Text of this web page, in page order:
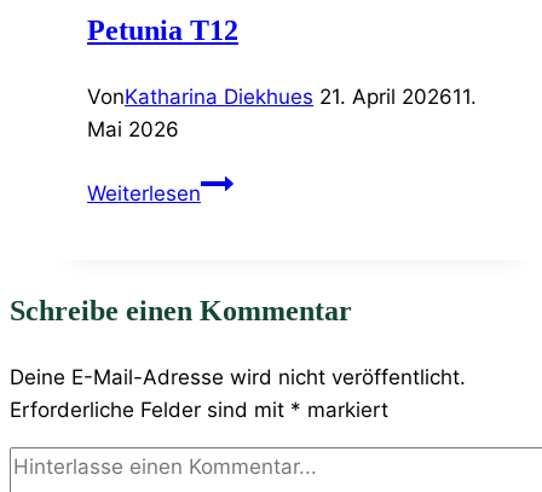
Petunia T12
VonKatharina Diekhues 21. April 202611.
Mai 2026
WeiterlesenPetunia
Schreibe einen Kommentar
Deine E-Mail-Adresse wird nicht veröffentlicht.
Erforderliche Felder sind mit * markiert